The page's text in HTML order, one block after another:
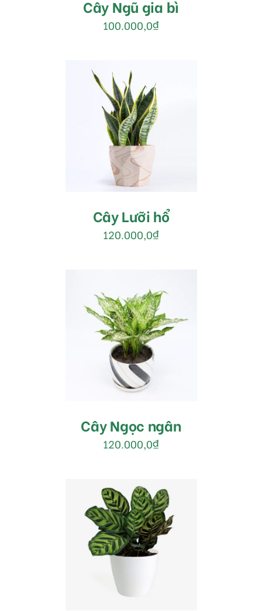
Cây Ngũ gia bì
100.000,0₫
MUA HÀNG /
DETAILS
Cây Lưỡi hổ
120.000,0₫
MUA HÀNG /
DETAILS
Cây Ngọc ngân
120.000,0₫
MUA HÀNG /
DETAILS